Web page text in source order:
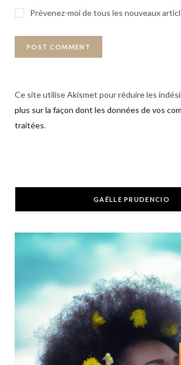
Prévenez-moi de tous les nouveaux
Ce site utilise Akismet pour réduire les
plus sur la façon dont les données de vos
traitées.
GAËLLE PRUDENCIO